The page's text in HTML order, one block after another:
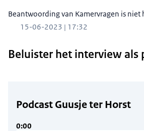
Beantwoording van Kamervragen is
15-06-2023 | 17:32
Beluister het interview als
Podcast Guusje ter Horst
0:00